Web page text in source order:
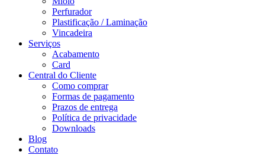
Perfurador
Plastificação / Laminação
Vincadeira
Serviços
Acabamento
Card
Central do Cliente
Como comprar
Formas de pagamento
Prazos de entrega
Política de privacidade
Downloads
Blog
Contato